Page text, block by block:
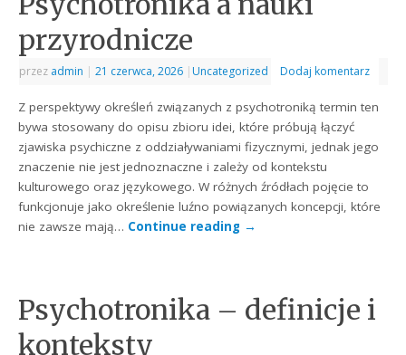
przyrodnicze
przez admin | 21 czerwca, 2026 | Uncategorized Dodaj komentarz
Z perspektywy określeń związanych z psychotroniką termin ten
bywa stosowany do opisu zbioru idei, które próbują łączyć
zjawiska psychiczne z oddziaływaniami fizycznymi, jednak jego
znaczenie nie jest jednoznaczne i zależy od kontekstu
kulturowego oraz językowego. W różnych źródłach pojęcie to
funkcjonuje jako określenie luźno powiązanych koncepcji, które
nie zawsze mają… Continue reading →
Psychotronika – definicje i
konteksty